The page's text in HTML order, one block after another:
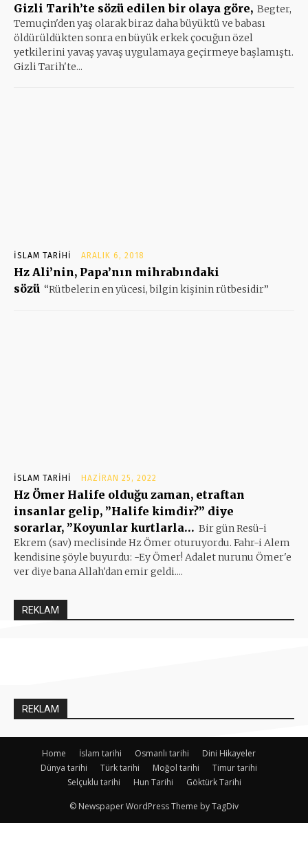
Gizli Tarih’te sözü edilen bir olaya göre, Begter,
Temuçin'den yaş olarak biraz daha büyüktü ve babası
öldürüldükten sonra en büyük erkek çocuğun özel
yetkilerini yavaş yavaş uygulamaya geçirmeye başlamıştı.
Gizli Tarih'te...
İSLAM TARIHI ARALIK 6, 2018
Hz Ali’nin, Papa’nın mihrabındaki
sözü “Rütbelerin en yücesi, bilgin kişinin rütbesidir”
İSLAM TARIHI HAZIRAN 25, 2022
Hz Ömer Halife olduğu zaman, etraftan
insanlar gelip, ”Halife kimdir?” diye
sorarlar, ”Koyunlar kurtlarla… Bir gün Resü-i
Ekrem (sav) meclisinde Hz Ömer oturuyordu. Fahr-i Alem
kendisine şöyle buyurdu: -Ey Ömer! Adalet nurunu Ömer'e
ver diye bana Allah'dan emir geldi....
REKLAM
REKLAM
Home İslam tarihi Osmanlı tarihi
Dini Hikayeler
Dünya tarihi
Türk tarihi Moğol tarihi
Timur tarihi
Selçuklu tarihi
Hun Tarihi Göktürk Tarihi
© Newspaper WordPress Theme by TagDiv